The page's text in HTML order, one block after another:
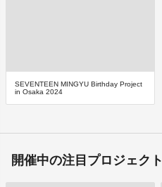
SEVENTEEN MINGYU Birthday Project
in Osaka 2024
開催中の注目プロジェクト